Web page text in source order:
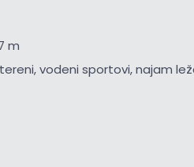
m
vodeni sportovi, najam